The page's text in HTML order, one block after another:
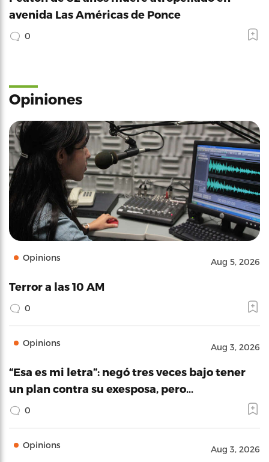
avenida Las Américas de Ponce
0
Opiniones
Opinions Aug 5, 2026
Terror a las 10 AM
0
Opinions Aug 3, 2026
“Esa es mi letra”: negó tres veces bajo tener
un plan contra su exesposa, pero…
0
Opinions Aug 3, 2026